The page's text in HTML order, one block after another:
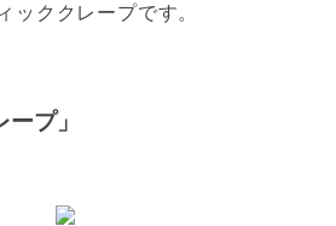
ッククレープです。
ープ」